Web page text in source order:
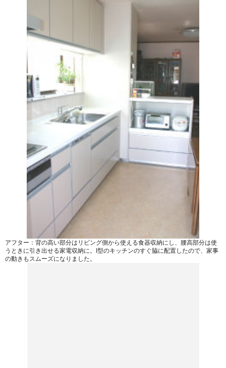
アフター：背の高い部分はリビング側から使える食器収納にし、腰高部分は使
うときに引き出せる家電収納に。I型のキッチンのすぐ脇に配置したので、家事
の動きもスムーズになりました。